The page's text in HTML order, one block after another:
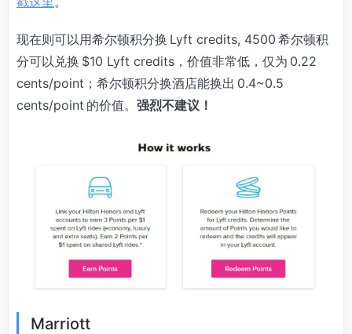
现在则可以用希尔顿积分换 Lyft credits, 4500 希尔顿积
分可以兑换 $10 Lyft credits，价值非常低，仅为 0.22
cents/point；希尔顿积分换酒店能换出 0.4~0.5
cents/point 的价值。 强烈不建议！
Marriott